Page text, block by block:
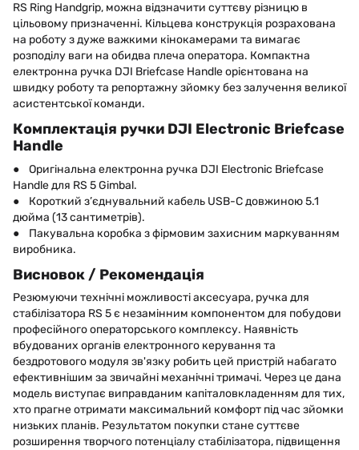
RS Ring Handgrip, можна відзначити суттєву різницю в
цільовому призначенні. Кільцева конструкція розрахована
на роботу з дуже важкими кінокамерами та вимагає
розподілу ваги на обидва плеча оператора. Компактна
електронна ручка DJI Briefcase Handle орієнтована на
швидку роботу та репортажну зйомку без залучення великої
асистентської команди.
Комплектація ручки DJI Electronic Briefcase
Handle
● Оригінальна електронна ручка DJI Electronic Briefcase
Handle для RS 5 Gimbal.
● Короткий з’єднувальний кабель USB-C довжиною 5.1
дюйма (13 сантиметрів).
● Пакувальна коробка з фірмовим захисним маркуванням
виробника.
Висновок / Рекомендація
Резюмуючи технічні можливості аксесуара, ручка для
стабілізатора RS 5 є незамінним компонентом для побудови
професійного операторського комплексу. Наявність
вбудованих органів електронного керування та
бездротового модуля зв'язку робить цей пристрій набагато
ефективнішим за звичайні механічні тримачі. Через це дана
модель виступає виправданим капіталовкладенням для тих,
хто прагне отримати максимальний комфорт під час зйомки
низьких планів. Результатом покупки стане суттєве
розширення творчого потенціалу стабілізатора, підвищення